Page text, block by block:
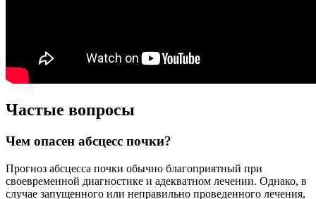
Частые вопросы
Чем опасен абсцесс почки?
Прогноз абсцесса почки обычно благоприятный при
своевременной диагностике и адекватном лечении. Однако, в
случае запущенного или неправильно проведенного лечения,